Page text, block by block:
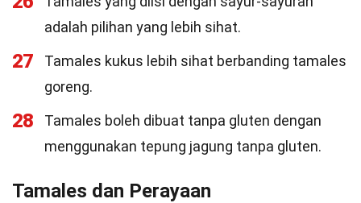
adalah pilihan yang lebih sihat.
27
Tamales kukus lebih sihat berbanding tamales
goreng.
28
Tamales boleh dibuat tanpa gluten dengan
menggunakan tepung jagung tanpa gluten.
Tamales dan Perayaan